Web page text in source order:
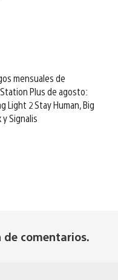
mensuales de
Plus de agosto:
Light 2 Stay Human, Big
y Signalis
de comentarios.